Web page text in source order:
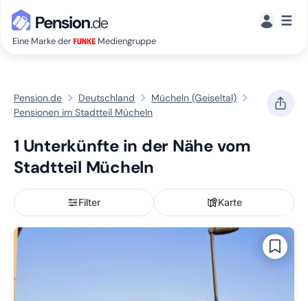
Eine Marke der Mediengruppe
☰
Pension.de Deutschland
Mücheln (Geiseltal)
Pensionen im Stadtteil Mücheln
1 Unterkünfte in der Nähe vom
Stadtteil Mücheln
Filter Karte